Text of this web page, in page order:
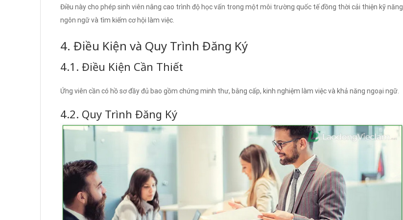
Điều này cho phép sinh viên nâng cao trình độ học vấn trong một môi trường quốc tế đồng thời cải thiện kỹ năng
ngôn ngữ và tìm kiếm cơ hội làm việc.
4. Điều Kiện và Quy Trình Đăng Ký
4.1. Điều Kiện Cần Thiết
Ứng viên cần có hồ sơ đầy đủ bao gồm chứng minh thư, bằng cấp, kinh nghiệm làm việc và khả năng ngoại ngữ.
4.2. Quy Trình Đăng Ký